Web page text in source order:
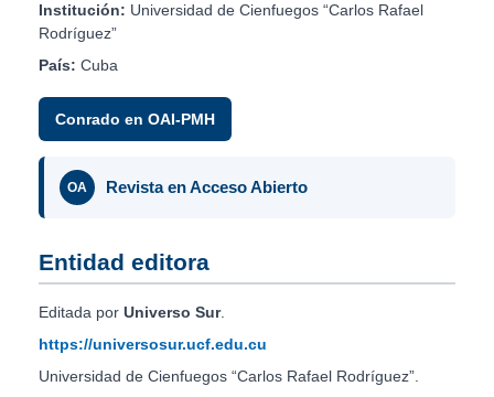
Institución: Universidad de Cienfuegos “Carlos Rafael
Rodríguez”
País: Cuba
Conrado en OAI-PMH
OA Revista en Acceso Abierto
Entidad editora
Editada por Universo Sur.
https://universosur.ucf.edu.cu
Universidad de Cienfuegos “Carlos Rafael Rodríguez”.